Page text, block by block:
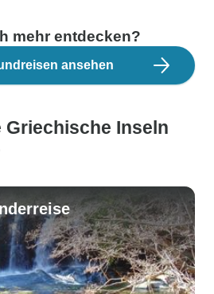
mehr entdecken?
ansehen
Griechische Inseln